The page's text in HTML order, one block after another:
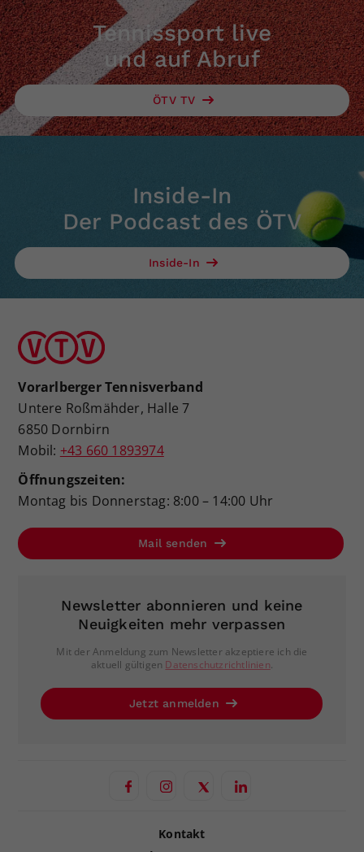
Tennissport live
und auf Abruf
ÖTV TV
Inside-In
Der Podcast des ÖTV
Inside-In
Vorarlberger Tennisverband
Untere Roßmähder, Halle 7
6850 Dornbirn
Mobil: +43 660 1893974
Öffnungszeiten:
Montag bis Donnerstag: 8:00 – 14:00 Uhr
Mail senden
Newsletter abonnieren und keine
Neuigkeiten mehr verpassen
Mit der Anmeldung zum Newsletter akzeptiere ich die
aktuell gültigen Datenschutzrichtlinien.
Jetzt anmelden
Kontakt